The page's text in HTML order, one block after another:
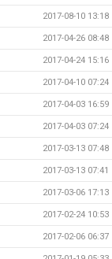
2017-08-10 13:18
2017-04-26 08:48
2017-04-24 15:16
2017-04-10 07:24
2017-04-03 16:59
2017-04-03 07:24
2017-03-13 07:48
2017-03-13 07:41
2017-03-06 17:13
2017-02-24 10:53
2017-02-06 06:37